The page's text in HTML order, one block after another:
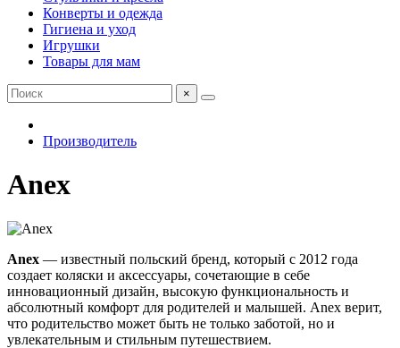
Конверты и одежда
Гигиена и уход
Игрушки
Товары для мам
×
Производитель
Anex
Anex — известный польский бренд, который с 2012 года
создает коляски и аксессуары, сочетающие в себе
инновационный дизайн, высокую функциональность и
абсолютный комфорт для родителей и малышей. Anex верит,
что родительство может быть не только заботой, но и
увлекательным и стильным путешествием.